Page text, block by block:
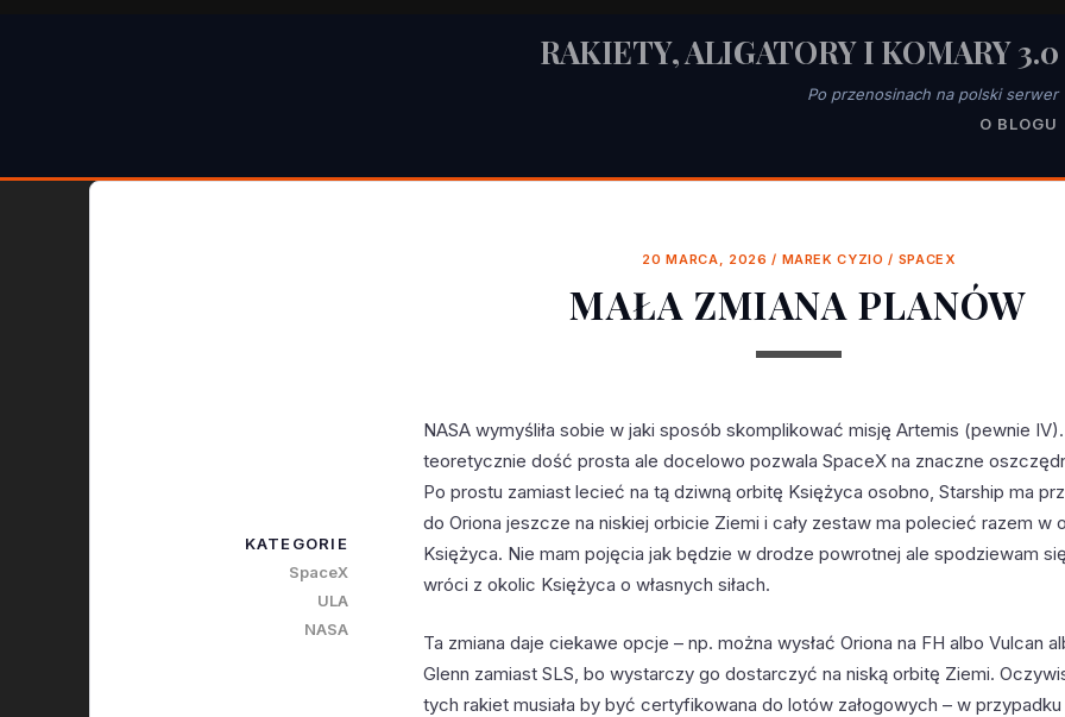
RAKIETY, ALIGATORY I KOMARY 3.0
Po przenosinach na polski serwer
O BLOGU
20 MARCA, 2026 / MAREK CYZIO / SPACEX
MAŁA ZMIANA PLANÓW
NASA wymyśliła sobie w jaki sposób skomplikować misję Artemis (pewnie
teoretycznie dość prosta ale docelowo pozwala SpaceX na znaczne
Po prostu zamiast lecieć na tą dziwną orbitę Księżyca osobno, Starship ma
do Oriona jeszcze na niskiej orbicie Ziemi i cały zestaw ma polecieć razem w
Księżyca. Nie mam pojęcia jak będzie w drodze powrotnej ale spodziewam
wróci z okolic Księżyca o własnych siłach.
Ta zmiana daje ciekawe opcje – np. można wysłać Oriona na FH albo Vulcan
Glenn zamiast SLS, bo wystarczy go dostarczyć na niską orbitę Ziemi.
tych rakiet musiała by być certyfikowana do lotów załogowych – w przypadku
KATEGORIE
SpaceX
ULA
NASA